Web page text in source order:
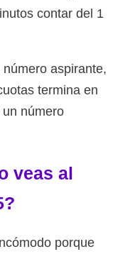
contar del 1
aspirante,
termina en
número
veas al
porque